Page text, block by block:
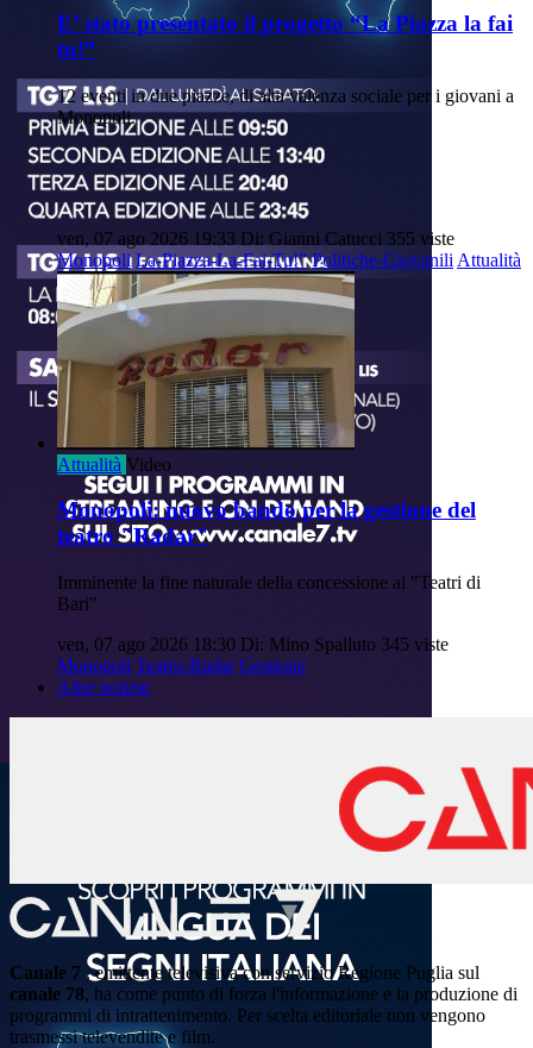
E’ stato presentato il progetto “La Piazza la fai
tu!”
12 eventi in due piazze, di alta valenza sociale per i giovani a
Monopoli.
ven, 07 ago 2026 19:33 Di: Gianni Catucci 355 viste
Monopoli La-Piazza-La-Fai-Tu!” Politiche-Giovanili Attualità
Attualità Video
Monopoli: nuovo bando per la gestione del
teatro "Radar"
Imminente la fine naturale della concessione ai "Teatri di
Bari"
ven, 07 ago 2026 18:30 Di: Mino Spalluto 345 viste
Monopoli Teatro-Radar Gestione
Altre notizie
Canale 7 , emittente televisiva con servizio Regione Puglia sul
canale 78, ha come punto di forza l'informazione e la produzione di
programmi di intrattenimento. Per scelta editoriale non vengono
trasmessi televendite e film.